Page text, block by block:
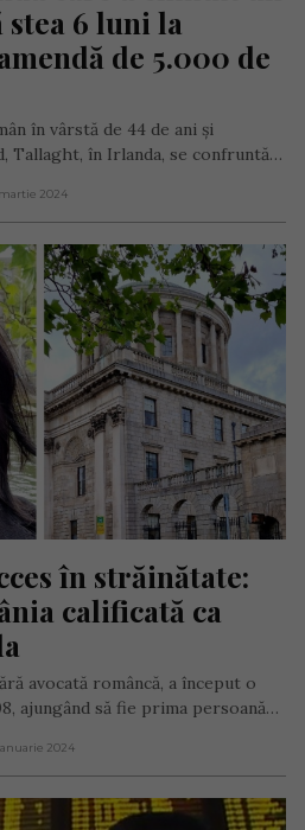
stea 6 luni la
de 5.000 de
în vârstă de 44 de ani și
Tallaght, în Irlanda, se confruntă…
2024
în străinătate:
calificată ca
avocată româncă, a început o
ajungând să fie prima persoană…
2024